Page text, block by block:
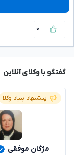
۰
گفتگو با وکلای آنلاین
پیشنهاد بنیاد وکلا
مژگان موفقی